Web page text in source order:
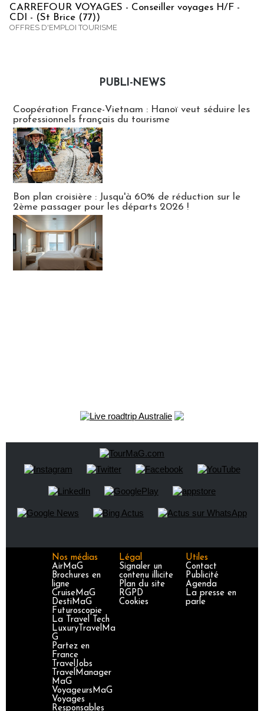
CARREFOUR VOYAGES - Conseiller voyages H/F -
CDI - (St Brice (77))
OFFRES D'EMPLOI TOURISME
PUBLI-NEWS
Coopération France-Vietnam : Hanoï veut séduire les
professionnels français du tourisme
Bon plan croisière : Jusqu'à 60% de réduction sur le
2ème passager pour les départs 2026 !
Nos médias
AirMaG
Brochures en
ligne
CruiseMaG
DestiMaG
Futuroscopie
La Travel Tech
LuxuryTravelMa
G
Partez en
France
TravelJobs
TravelManager
MaG
VoyageursMaG
Voyages
Responsables
Légal
Signaler un
contenu illicite
Plan du site
RGPD
Cookies
Utiles
Contact
Publicité
Agenda
La presse en
parle